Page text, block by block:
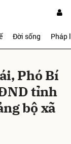
Đời sống Pháp
Phó Bí
tỉnh
bộ xã